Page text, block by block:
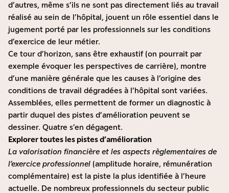
d’autres, même s’ils ne sont pas directement liés au travail
réalisé au sein de l’hôpital, jouent un rôle essentiel dans le
jugement porté par les professionnels sur les conditions
d’exercice de leur métier.
Ce tour d’horizon, sans être exhaustif (on pourrait par
exemple évoquer les perspectives de carrière), montre
d’une manière générale que les causes à l’origine des
conditions de travail dégradées à l’hôpital sont variées.
Assemblées, elles permettent de former un diagnostic à
partir duquel des pistes d’amélioration peuvent se
dessiner. Quatre s’en dégagent.
Explorer toutes les pistes d’amélioration
La valorisation financière et les aspects règlementaires de
l’exercice professionnel (amplitude horaire, rémunération
complémentaire) est la piste la plus identifiée à l’heure
actuelle. De nombreux professionnels du secteur public